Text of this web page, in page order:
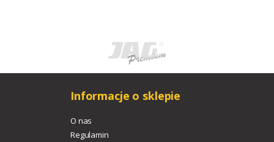
Informacje o sklepie
O nas
Regulamin